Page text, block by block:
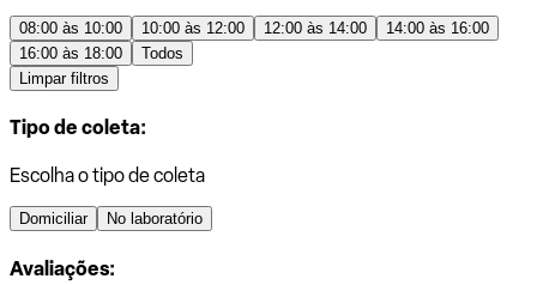
08:00 às 10:00 10:00 às 12:00 12:00 às 14:00
14:00 às 16:00
16:00 às 18:00
Todos
Limpar filtros
Tipo de coleta:
Escolha o tipo de coleta
Domiciliar No laboratório
Avaliações: